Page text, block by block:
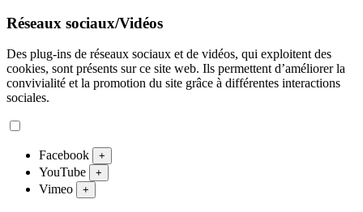
Réseaux sociaux/Vidéos
Des plug-ins de réseaux sociaux et de vidéos, qui exploitent des
cookies, sont présents sur ce site web. Ils permettent d’améliorer la
convivialité et la promotion du site grâce à différentes interactions
sociales.
Facebook +
YouTube +
Vimeo +